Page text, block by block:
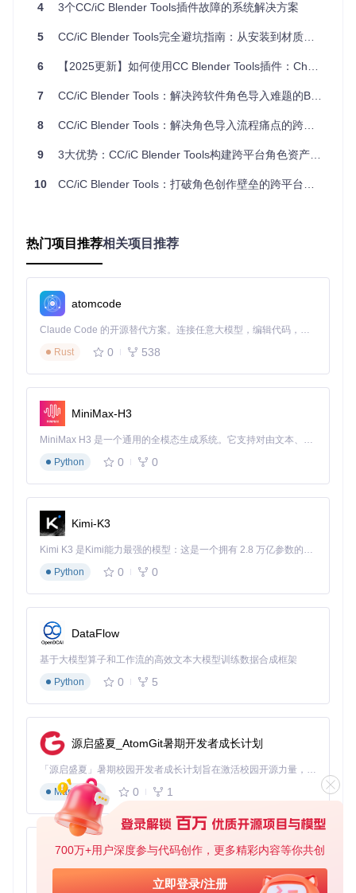
700万+用户深度参与代码创作，更多精彩内容等你共创
立即登录/注册
根因分析
安装失败通常源于三个核心因素：插件包完整性问题、Blende
赖缺失也可能导致加载失败，但该插件已内置必要依赖。
此错误表明插件包结构损坏或下载不完整，常见于浏览器下载
中断或压缩包损坏情况。
解决方案
🔧 验证插件包完整性：检查下载的 ZIP 文件大小是否与官
方发布一致，建议使用 SHA256 校验和验证文件完整性
🔧 清理安装环境：在 Blender 偏好设置的"文件"选项卡
中，点击"清除缓存"按钮清理旧版本残留文件
🔧 执行标准安装流程：
从 Edit > Preferences 打开偏好设置窗口
选择下载的插件 ZIP 文件，确保未解压
启用插件前先点击"刷新"按钮更新插件列表
勾选插件名称旁的复选框完成激活
成功验证标准
插件名称旁的复选框保持勾选状态
偏好设置窗口底部未出现红色错误提示
预防措施
容版本
安装新版本前导出当前偏好设置作为备份
材质显示异常修复方案
问题定位
ically Based Rendering) 属性失效等现象。
根因分析
材质异常主要源于纹理路径解析失败、颜色空间设置错误或节
常见错误示例
皮肤材质呈现完全黑色，在渲染预览中无任何细节表现。通过
材质属性面板检查发现，基础颜色纹理显示"找不到文件"错
误，且金属度贴图被错误连接到了粗糙度输入。
解决方案
4 3个CC/iC Blender Tools插件故障的系统解决方案
5 CC/iC Blender Tools完全避坑指南：从安装到材质修复的新手解决方案
6 【2025更新】如何使用CC Blender Tools插件：Character Creator与iClone模型导入全攻略 🚀
7 CC/iC Blender Tools：解决跨软件角色导入难题的Blender角色导入工具
8 CC/iC Blender Tools：解决角色导入流程痛点的跨平台协作方案
9 3大优势：CC/iC Blender Tools构建跨平台角色资产工作流
10 CC/iC Blender Tools：打破角色创作壁垒的跨平台衔接工具
热门项目推荐相关项目推荐
atomcode
Claude Code 的开源替代方案。连接任意大模型，编辑代码，运行命令，自动验证 — 全自动执行。用 Rust 构建，极致性能。 ｜ An open-source alternative to Claude Code. Connect any LLM, edit code, run commands, and verify changes — autonomously. Built in Rust for speed. Get Started
Rust
0 538
MiniMax-H3
MiniMax H3 是一个通用的全模态生成系统。它支持对由文本、图像、视频和音频组成的多模态上下文进行统一理解，并能生成分辨率高达 2K、时长可达 15 秒的带原生立体声音频的视频。得益于面向任务泛化的系统设计，H3 在预训练阶段就已具备广泛的多模态上下文理解与生成能力，能够出色地执行复杂的多模态指令。
Python
0 0
Kimi-K3
Kimi K3 是Kimi能力最强的模型：这是一个拥有 2.8 万亿参数的混合专家（MoE）模型，具备原生视觉理解能力，并支持 100 万 token 的上下文窗口。
Python
0 0
DataFlow
基于大模型算子和工作流的高效文本大模型训练数据合成框架
Python
0 5
源启盛夏_AtomGit暑期开发者成长计划
「源启盛夏」暑期校园开发者成长计划旨在激活校园开源力量，通过积分激励、认证扶持、资源倾斜等形式，引导高校组织和开发者完成「入驻 — 建项目 — 做贡献 — 获认证 — 得资源」的完整闭环。无论你是想带领社团入驻平台的组织者，还是希望用代码贡献证明自己的开发者，都能在这里找到属于你的成长路径。
Markdown
0 1
py-xiaozhi
基于Python的Xiaozhi AI，适用于想要完整Xiaozhi体验而无需拥有专用硬件的用户。